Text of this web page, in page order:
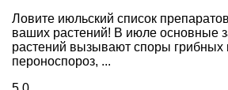
Ловите июльский список
ваших растений! В июле основные
растений вызывают споры
пероноспороз, ...